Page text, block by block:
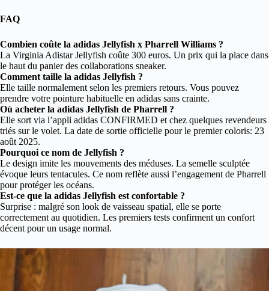
FAQ
Combien coûte la adidas Jellyfish x Pharrell Williams ?
La Virginia Adistar Jellyfish coûte 300 euros. Un prix qui la place dans
le haut du panier des collaborations sneaker.
Comment taille la adidas Jellyfish ?
Elle taille normalement selon les premiers retours. Vous pouvez
prendre votre pointure habituelle en adidas sans crainte.
Où acheter la adidas Jellyfish de Pharrell ?
Elle sort via l’appli adidas CONFIRMED et chez quelques revendeurs
triés sur le volet. La date de sortie officielle pour le premier coloris: 23
août 2025.
Pourquoi ce nom de Jellyfish ?
Le design imite les mouvements des méduses. La semelle sculptée
évoque leurs tentacules. Ce nom reflète aussi l’engagement de Pharrell
pour protéger les océans.
Est-ce que la adidas Jellyfish est confortable ?
Surprise : malgré son look de vaisseau spatial, elle se porte
correctement au quotidien. Les premiers tests confirment un confort
décent pour un usage normal.